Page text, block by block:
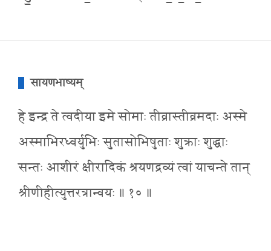
सायणभाष्यम्
हे इन्द्र ते त्वदीया इमे सोमाः तीव्रास्तीव्रमदाः अस्मे
अस्माभिरध्वर्युभिः सुतासोभिषुताः शुक्राः शुद्धाः
सन्तः आशीरं क्षीरादिकं श्रयणद्रव्यं त्वां याचन्ते तान्
श्रीणीहीत्युत्तरत्रान्वयः ॥ १० ॥